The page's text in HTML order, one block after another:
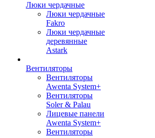
Люки чердачные
Люки чердачные
Fakro
Люки чердачные
деревянные
Astark
Вентиляторы
Вентиляторы
Awenta System+
Вентиляторы
Soler & Palau
Лицевые панели
Awenta System+
Вентиляторы